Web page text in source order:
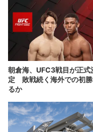
朝倉海、UFC3戦目が正式
定 敗戦続く海外での初
るか